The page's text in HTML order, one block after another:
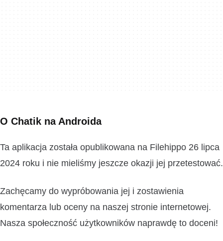
O Chatik na Androida
Ta aplikacja została opublikowana na Filehippo 26 lipca
2024 roku i nie mieliśmy jeszcze okazji jej przetestować.
Zachęcamy do wypróbowania jej i zostawienia
komentarza lub oceny na naszej stronie internetowej.
Nasza społeczność użytkowników naprawdę to doceni!